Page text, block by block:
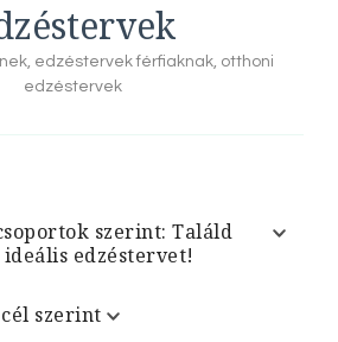
edzéstervek férfiaknak, otthoni
edzéstervek
szerint: Találd
edzéstervet!
szerint